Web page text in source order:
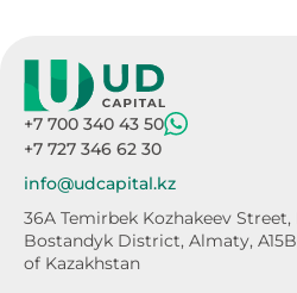
+7 700 340 43 50
+7 727 346 62 30
info@udcapital.kz
36A Temirbek Kozhakeev Street,
Bostandyk District, Almaty,
of Kazakhstan